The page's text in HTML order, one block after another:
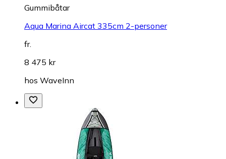
Gummibåtar
Aqua Marina Aircat 335cm 2-personer
fr.
8 475 kr
hos WaveInn